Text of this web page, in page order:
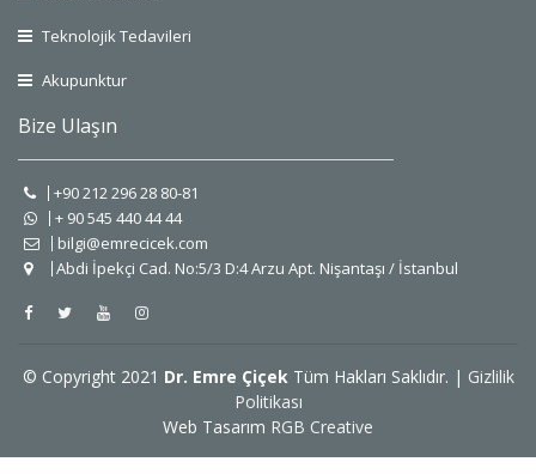
Teknolojik Tedavileri
Akupunktur
Bize Ulaşın
+90 212 296 28 80-81
+ 90 545 440 44 44
bilgi@emrecicek.com
Abdi İpekçi Cad. No:5/3 D:4 Arzu Apt. Nişantaşı / İstanbul
© Copyright 2021 Dr. Emre Çiçek Tüm Hakları Saklıdır. | Gizlilik
Politikası
Web Tasarım RGB Creative